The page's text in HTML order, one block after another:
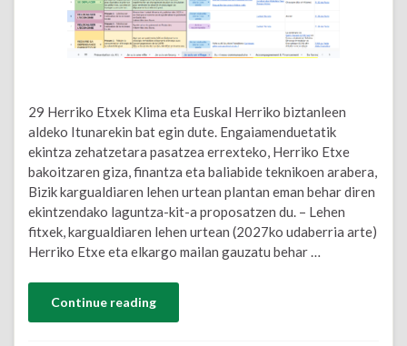
29 Herriko Etxek Klima eta Euskal Herriko biztanleen
aldeko Itunarekin bat egin dute. Engaiamenduetatik
ekintza zehatzetara pasatzea errexteko, Herriko Etxe
bakoitzaren giza, finantza eta baliabide teknikoen arabera,
Bizik kargualdiaren lehen urtean plantan eman behar diren
ekintzendako laguntza-kit-a proposatzen du. – Lehen
fitxek, kargualdiaren lehen urtean (2027ko udaberria arte)
Herriko Etxe eta elkargo mailan gauzatu behar …
Continue reading